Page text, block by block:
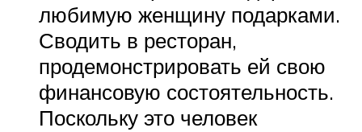
любимую женщину подарками.
Сводить в ресторан,
продемонстрировать ей свою
финансовую состоятельность.
Поскольку это человек